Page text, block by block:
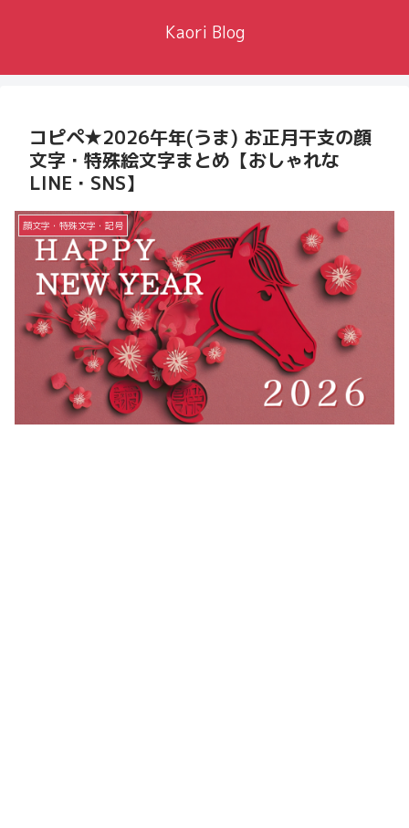
Kaori Blog
コピペ★2026午年(うま) お正月干支の顔
文字・特殊絵文字まとめ【おしゃれな
LINE・SNS】
顔文字・特殊文字・記号